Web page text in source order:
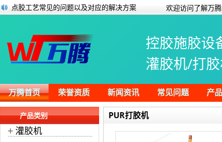
点胶工艺常见的问题以及对应的解决方案
万腾自动化网站通过W3C国际标准验证
全自动点胶机机器人都有哪些特别之处呢
半灌胶电源有什么优势？
开关电源灌胶机搭配产线进行灌胶
万腾公司顺利通过高新技术企业认证
欢迎访问了解万
控胶施胶设
灌胶机/打
万腾首页 荣誉资质 新闻资讯 常见问题 产
PUR打胶机
产品类别
+ 灌胶机